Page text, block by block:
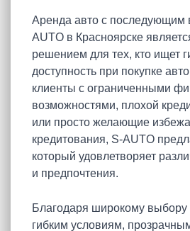
Аренда авто с последующим
AUTO в Красноярске
решением для тех, кто ищет
доступность при покупке
клиенты с ограниченными
возможностями, плохой
или просто желающие
кредитования, S-AUTO
который удовлетворяет
и предпочтения.
Благодаря широкому выбору
гибким условиям,